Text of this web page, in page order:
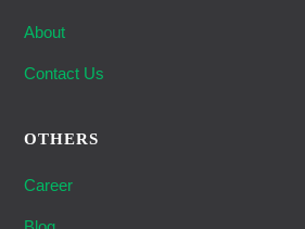
About
Contact Us
OTHERS
Career